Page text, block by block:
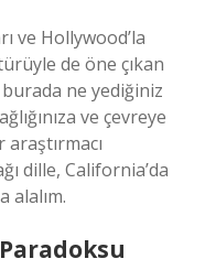
ve Hollywood’la
de öne çıkan
ne yediğiniz
ve çevreye
dille, California’da
alalım.